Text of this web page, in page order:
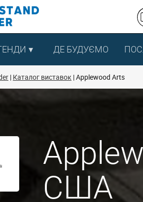
ДЕ БУДУЄМО
Каталог виставок Applewood Arts
США